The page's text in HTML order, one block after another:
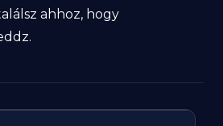
ahhoz, hogy